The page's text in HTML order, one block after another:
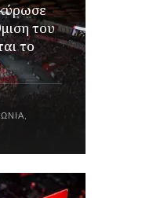
του
το
,